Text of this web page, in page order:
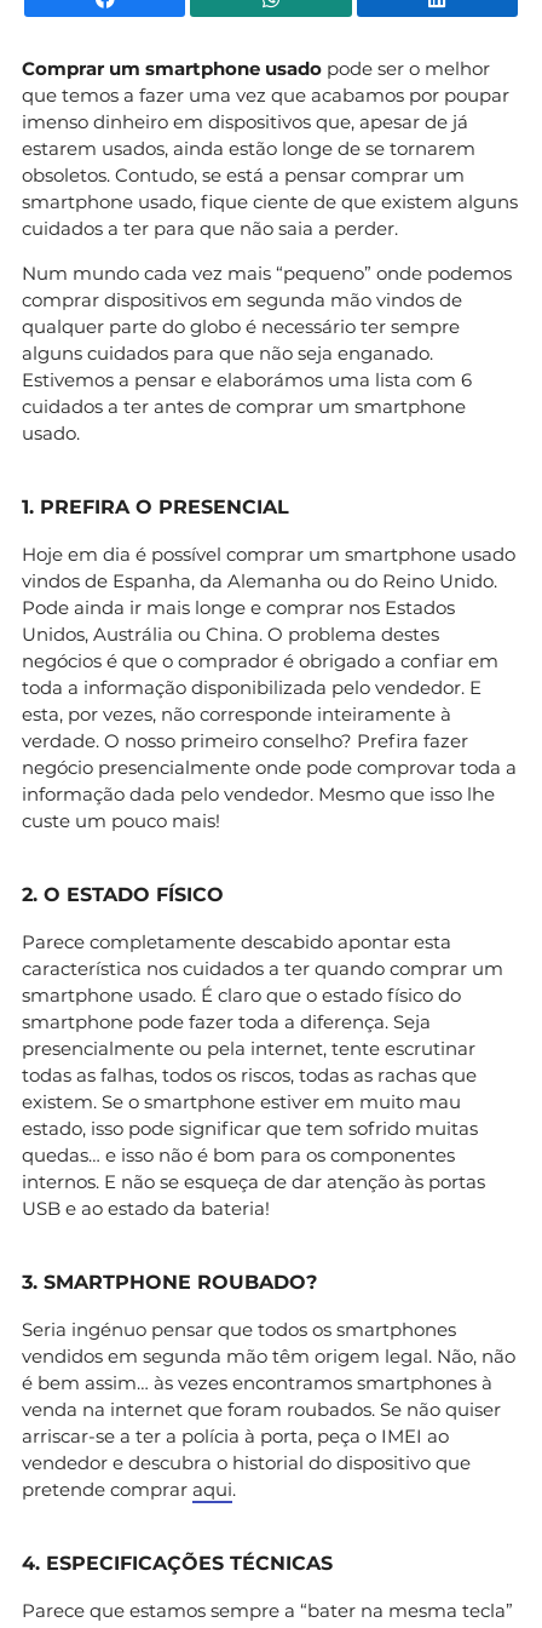
Comprar um smartphone usado pode ser o melhor
que temos a fazer uma vez que acabamos por poupar
imenso dinheiro em dispositivos que, apesar de já
estarem usados, ainda estão longe de se tornarem
obsoletos. Contudo, se está a pensar comprar um
smartphone usado, fique ciente de que existem alguns
cuidados a ter para que não saia a perder.
Num mundo cada vez mais “pequeno” onde podemos
comprar dispositivos em segunda mão vindos de
qualquer parte do globo é necessário ter sempre
alguns cuidados para que não seja enganado.
Estivemos a pensar e elaborámos uma lista com 6
cuidados a ter antes de comprar um smartphone
usado.
1. PREFIRA O PRESENCIAL
Hoje em dia é possível comprar um smartphone usado
vindos de Espanha, da Alemanha ou do Reino Unido.
Pode ainda ir mais longe e comprar nos Estados
Unidos, Austrália ou China. O problema destes
negócios é que o comprador é obrigado a confiar em
toda a informação disponibilizada pelo vendedor. E
esta, por vezes, não corresponde inteiramente à
verdade. O nosso primeiro conselho? Prefira fazer
negócio presencialmente onde pode comprovar toda a
informação dada pelo vendedor. Mesmo que isso lhe
custe um pouco mais!
2. O ESTADO FÍSICO
Parece completamente descabido apontar esta
característica nos cuidados a ter quando comprar um
smartphone usado. É claro que o estado físico do
smartphone pode fazer toda a diferença. Seja
presencialmente ou pela internet, tente escrutinar
todas as falhas, todos os riscos, todas as rachas que
existem. Se o smartphone estiver em muito mau
estado, isso pode significar que tem sofrido muitas
quedas… e isso não é bom para os componentes
internos. E não se esqueça de dar atenção às portas
USB e ao estado da bateria!
3. SMARTPHONE ROUBADO?
Seria ingénuo pensar que todos os smartphones
vendidos em segunda mão têm origem legal. Não, não
é bem assim… às vezes encontramos smartphones à
venda na internet que foram roubados. Se não quiser
arriscar-se a ter a polícia à porta, peça o IMEI ao
vendedor e descubra o historial do dispositivo que
pretende comprar aqui.
4. ESPECIFICAÇÕES TÉCNICAS
Parece que estamos sempre a “bater na mesma tecla”